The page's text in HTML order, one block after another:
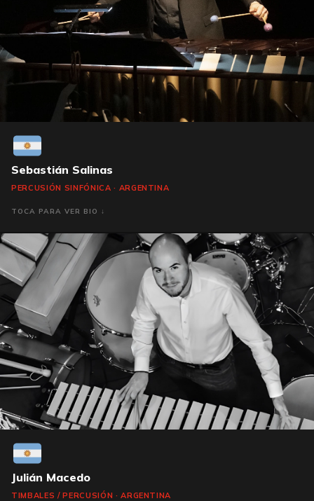
Sebastián Salinas
PERCUSIÓN SINFÓNICA · ARGENTINA
Julián Macedo
TIMBALES / PERCUSIÓN · ARGENTINA